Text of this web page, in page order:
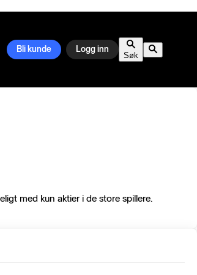
Bli kunde Logg inn
Søk
med kun aktier i de store spillere.